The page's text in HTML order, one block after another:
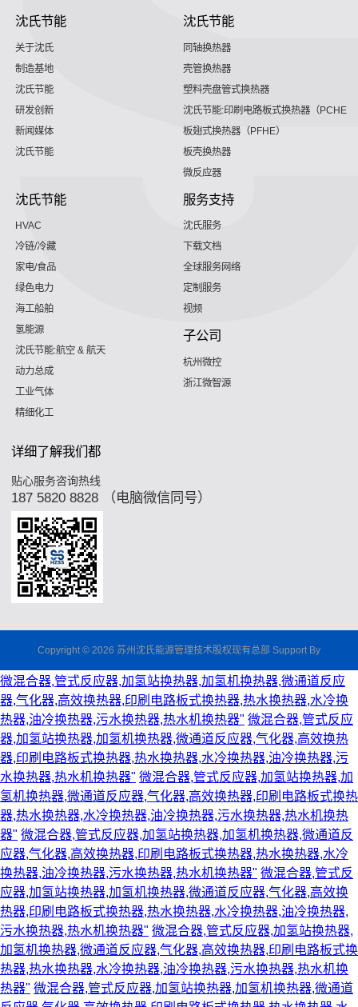
沈氏节能
关于沈氏
制造基地
沈氏节能
研发创新
新闻媒体
沈氏节能
沈氏节能
同轴换热器
壳管换热器
塑料壳盘管式换热器
沈氏节能:印刷电路板式换热器（PCHE）
板翅式换热器（PFHE）
板壳换热器
微反应器
沈氏节能
HVAC
冷链/冷藏
家电/食品
绿色电力
海工船舶
氢能源
沈氏节能:航空 & 航天
动力总成
工业气体
精细化工
服务支持
沈氏服务
下载文档
全球服务网络
定制服务
视频
子公司
杭州微控
浙江微智源
详细了解我们都
贴心服务咨询热线
187 5820 8828 （电脑微信同号）
Copyright © 2026 苏州沈氏能源管理技术股权现有总部 Support By
微混合器,管式反应器,加氢站换热器,加氢机换热器,微通道反应
器,气化器,高效换热器,印刷电路板式换热器,热水换热器,水冷换
热器,油冷换热器,污水换热器,热水机换热器" 微混合器,管式反应
器,加氢站换热器,加氢机换热器,微通道反应器,气化器,高效换热
器,印刷电路板式换热器,热水换热器,水冷换热器,油冷换热器,污
水换热器,热水机换热器" 微混合器,管式反应器,加氢站换热器,加
氢机换热器,微通道反应器,气化器,高效换热器,印刷电路板式换热
器,热水换热器,水冷换热器,油冷换热器,污水换热器,热水机换热
器" 微混合器,管式反应器,加氢站换热器,加氢机换热器,微通道反
应器,气化器,高效换热器,印刷电路板式换热器,热水换热器,水冷
换热器,油冷换热器,污水换热器,热水机换热器" 微混合器,管式反
应器,加氢站换热器,加氢机换热器,微通道反应器,气化器,高效换
热器,印刷电路板式换热器,热水换热器,水冷换热器,油冷换热器,
污水换热器,热水机换热器" 微混合器,管式反应器,加氢站换热器,
加氢机换热器,微通道反应器,气化器,高效换热器,印刷电路板式换
热器,热水换热器,水冷换热器,油冷换热器,污水换热器,热水机换
热器" 微混合器,管式反应器,加氢站换热器,加氢机换热器,微通道